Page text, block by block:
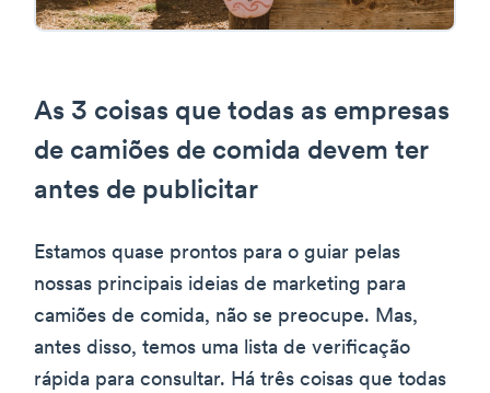
As 3 coisas que todas as empresas
de camiões de comida devem ter
antes de publicitar
Estamos quase prontos para o guiar pelas
nossas principais ideias de marketing para
camiões de comida, não se preocupe. Mas,
antes disso, temos uma lista de verificação
rápida para consultar. Há três coisas que todas